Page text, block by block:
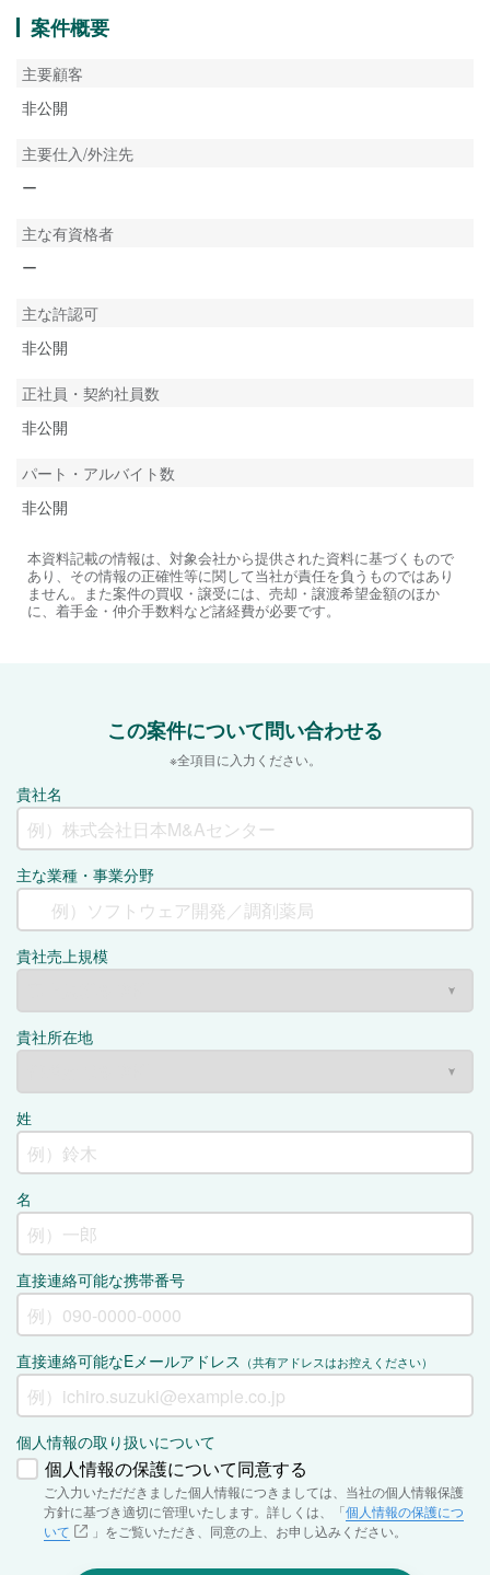
案件概要
主要顧客
非公開
主要仕入/外注先
ー
主な有資格者
ー
主な許認可
非公開
正社員・契約社員数
非公開
パート・アルバイト数
非公開
本資料記載の情報は、対象会社から提供された資料に基づくもので
あり、その情報の正確性等に関して当社が責任を負うものではあり
ません。また案件の買収・譲受には、売却・譲渡希望金額のほか
に、着手金・仲介手数料など諸経費が必要です。